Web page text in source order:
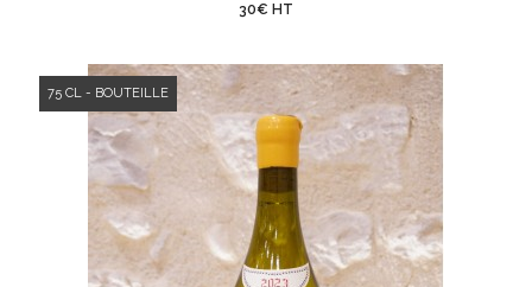
30€ HT
75 CL - BOUTEILLE